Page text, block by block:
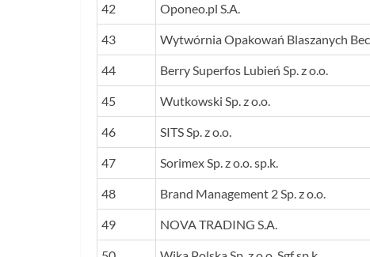
42 Oponeo.pl S.A.
43 Wytwórnia Opakowań Blaszanych
44 Berry Superfos Lubień Sp. z o.o.
45 Wutkowski Sp. z o.o.
46 SITS Sp. z o.o.
47 Sorimex Sp. z o.o. sp.k.
48 Brand Management 2 Sp. z o.o.
49 NOVA TRADING S.A.